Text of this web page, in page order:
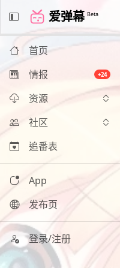
爱弹幕 Beta
首页
情报
+24
资源
社区
追番表
App
发布页
登录/注册